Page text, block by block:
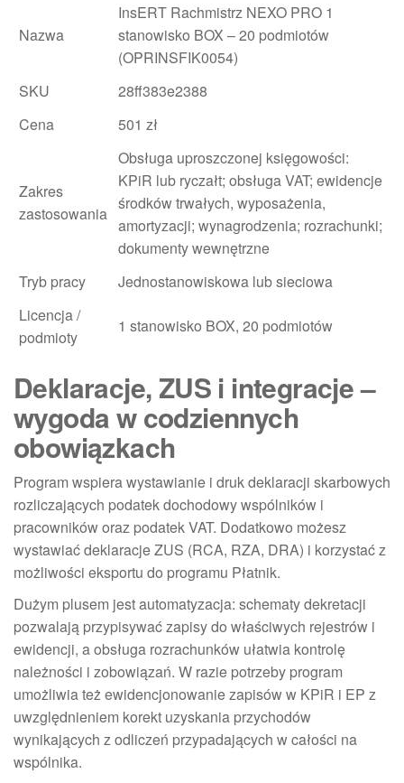
Nazwa
InsERT Rachmistrz NEXO PRO 1
stanowisko BOX – 20 podmiotów
(OPRINSFIK0054)
SKU
28ff383e2388
Cena
501 zł
Zakres
zastosowania
Obsługa uproszczonej księgowości:
KPiR lub ryczałt; obsługa VAT; ewidencje
środków trwałych, wyposażenia,
amortyzacji; wynagrodzenia; rozrachunki;
dokumenty wewnętrzne
Tryb pracy
Jednostanowiskowa lub sieciowa
Licencja /
podmioty
1 stanowisko BOX, 20 podmiotów
Deklaracje, ZUS i integracje –
wygoda w codziennych
obowiązkach
Program wspiera wystawianie i druk deklaracji skarbowych
rozliczających podatek dochodowy wspólników i
pracowników oraz podatek VAT. Dodatkowo możesz
wystawiać deklaracje ZUS (RCA, RZA, DRA) i korzystać z
możliwości eksportu do programu Płatnik.
Dużym plusem jest automatyzacja: schematy dekretacji
pozwalają przypisywać zapisy do właściwych rejestrów i
ewidencji, a obsługa rozrachunków ułatwia kontrolę
należności i zobowiązań. W razie potrzeby program
umożliwia też ewidencjonowanie zapisów w KPiR i EP z
uwzględnieniem korekt uzyskania przychodów
wynikających z odliczeń przypadających w całości na
wspólnika.